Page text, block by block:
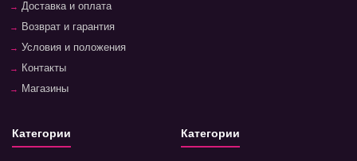
Доставка и оплата
Возврат и гарантия
Условия и положения
Контакты
Магазины
Категории Категории